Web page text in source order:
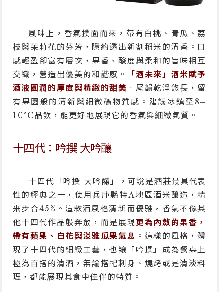
風味上，香氣撲面而來，帶有白桃、青瓜、荔
枝與茉莉花的芬芳，隱約透出新割稻米的清香。口
感輕盈卻富有層次，果香、酸度與柔和的旨味相互
交織，營造出優美的和諧感。
「酒未來」酒米賦予
酒液圓潤的厚度與精緻的甜美 ，尾韻乾淨悠長，留
有果園般的清新與細微礦物質感。建議冰鎮至8–
10°C品飲，能更好地展現它的香氣與細緻氣質。
十四代：吟撰 大吟釀
十四代「吟撰 大吟釀」，可說是酒莊最具代表
性的經典之一，使用兵庫縣特A地區酒米釀造，精
米步合45%。這款酒風格清新而優雅，香氣不像其
他十四代作品般奔放，而是展現更為內斂的果香，
帶有蘋果、白花與淡雅瓜果氣息 。這樣的風格，體
現了十四代的細緻工藝，也讓「吟撰」成為餐桌上
極為百搭的清酒，無論搭配刺身、燒烤或是清淡料
理，都能展現其食中佳伴的特質。